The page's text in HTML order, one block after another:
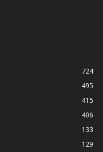
724
495
415
406
133
129